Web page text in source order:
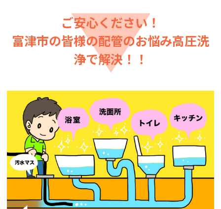
ご安心ください！
富津市の皆様の配管のお悩み高圧洗
浄で解決！！